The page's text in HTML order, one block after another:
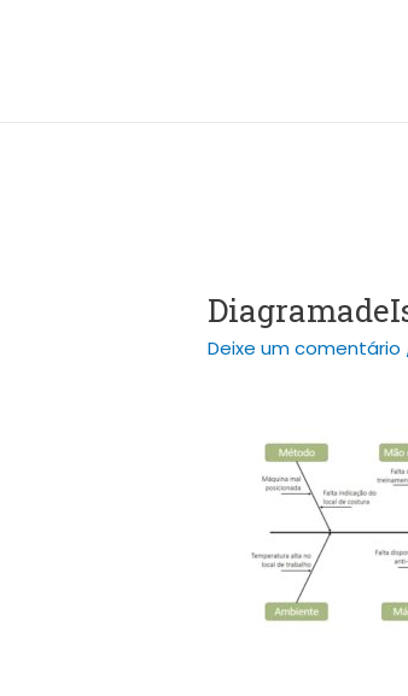
Deixe um comentário